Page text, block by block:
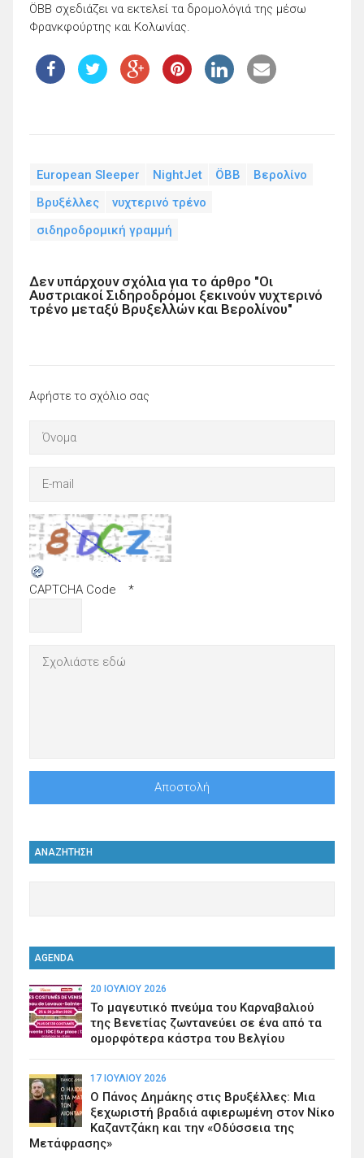
ÖBB σχεδιάζει να εκτελεί τα δρομολόγιά της μέσω
Φρανκφούρτης και Κολωνίας.
European Sleeper NightJet ÖBB
Βερολίνο
Βρυξέλλες
νυχτερινό τρένο
σιδηροδρομική γραμμή
Δεν υπάρχουν σχόλια για το άρθρο "Οι
Αυστριακοί Σιδηροδρόμοι ξεκινούν νυχτερινό
τρένο μεταξύ Βρυξελλών και Βερολίνου"
Αφήστε το σχόλιο σας
CAPTCHA Code *
ΑΝΑΖΗΤΗΣΗ
AGENDA
20 ΙΟΥΛΊΟΥ 2026
Το μαγευτικό πνεύμα του Καρναβαλιού
της Βενετίας ζωντανεύει σε ένα από τα
ομορφότερα κάστρα του Βελγίου
17 ΙΟΥΛΊΟΥ 2026
Ο Πάνος Δημάκης στις Βρυξέλλες: Μια
ξεχωριστή βραδιά αφιερωμένη στον Νίκο
Καζαντζάκη και την «Οδύσσεια της
Μετάφρασης»